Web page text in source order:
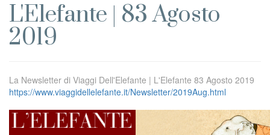
L'Elefante | 83 Agosto
2019
La Newsletter di Viaggi Dell'Elefante | L'Elefante 83 Agosto 2019
https://www.viaggidellelefante.it/Newsletter/2019Aug.html